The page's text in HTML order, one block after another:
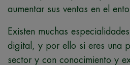
aumentar sus ventas en el
Existen muchas
digital, y por ello si eres una
sector y con conocimiento y